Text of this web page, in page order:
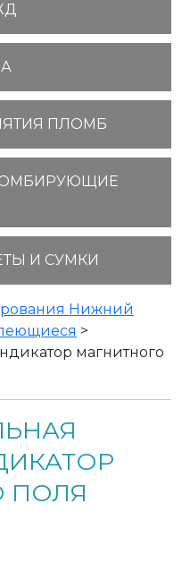
ПЛОМБ
И СУМКИ
Нижний
>
магнитного
ПОЛЯ